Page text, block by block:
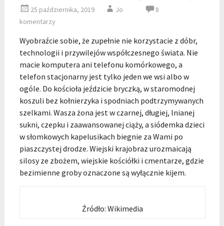
25 października, 2019 Jo
8
komentarzy
Wyobraźcie sobie, że zupełnie nie korzystacie z dóbr,
technologii i przywilejów współczesnego świata. Nie
macie komputera ani telefonu komórkowego, a
telefon stacjonarny jest tylko jeden we wsi albo w
ogóle. Do kościoła jeździcie bryczką, w staromodnej
koszuli bez kołnierzyka i spodniach podtrzymywanych
szelkami. Wasza żona jest w czarnej, długiej, lnianej
sukni, czepku i zaawansowanej ciąży, a siódemka dzieci
w słomkowych kapelusikach biegnie za Wami po
piaszczystej drodze. Wiejski krajobraz urozmaicają
silosy ze zbożem, wiejskie kościółki i cmentarze, gdzie
bezimienne groby oznaczone są wyłącznie kijem.
Źródło: Wikimedia